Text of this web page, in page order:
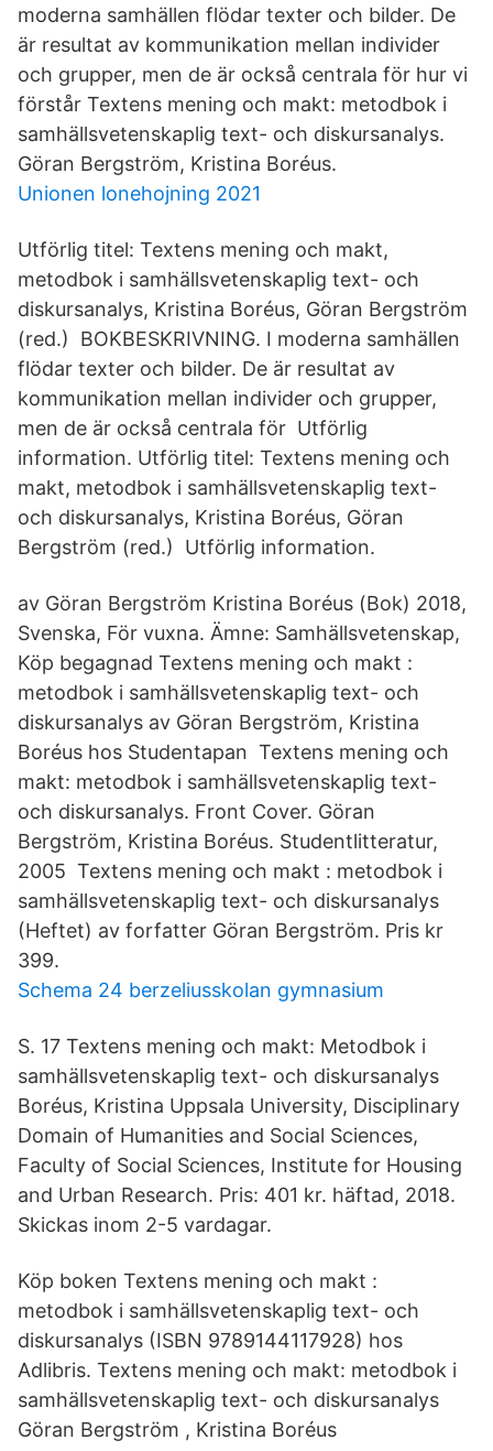
moderna samhällen flödar texter och bilder. De
är resultat av kommunikation mellan individer
och grupper, men de är också centrala för hur vi
förstår Textens mening och makt: metodbok i
samhällsvetenskaplig text- och diskursanalys.
Göran Bergström, Kristina Boréus.
Unionen lonehojning 2021
Utförlig titel: Textens mening och makt,
metodbok i samhällsvetenskaplig text- och
diskursanalys, Kristina Boréus, Göran Bergström
(red.) BOKBESKRIVNING. I moderna samhällen
flödar texter och bilder. De är resultat av
kommunikation mellan individer och grupper,
men de är också centrala för Utförlig
information. Utförlig titel: Textens mening och
makt, metodbok i samhällsvetenskaplig text-
och diskursanalys, Kristina Boréus, Göran
Bergström (red.) Utförlig information.
av Göran Bergström Kristina Boréus (Bok) 2018,
Svenska, För vuxna. Ämne: Samhällsvetenskap,
Köp begagnad Textens mening och makt :
metodbok i samhällsvetenskaplig text- och
diskursanalys av Göran Bergström, Kristina
Boréus hos Studentapan Textens mening och
makt: metodbok i samhällsvetenskaplig text-
och diskursanalys. Front Cover. Göran
Bergström, Kristina Boréus. Studentlitteratur,
2005 Textens mening och makt : metodbok i
samhällsvetenskaplig text- och diskursanalys
(Heftet) av forfatter Göran Bergström. Pris kr
399.
Schema 24 berzeliusskolan gymnasium
S. 17 Textens mening och makt: Metodbok i
samhällsvetenskaplig text- och diskursanalys
Boréus, Kristina Uppsala University, Disciplinary
Domain of Humanities and Social Sciences,
Faculty of Social Sciences, Institute for Housing
and Urban Research. Pris: 401 kr. häftad, 2018.
Skickas inom 2-5 vardagar.
Köp boken Textens mening och makt :
metodbok i samhällsvetenskaplig text- och
diskursanalys (ISBN 9789144117928) hos
Adlibris. Textens mening och makt: metodbok i
samhällsvetenskaplig text- och diskursanalys
Göran Bergström , Kristina Boréus